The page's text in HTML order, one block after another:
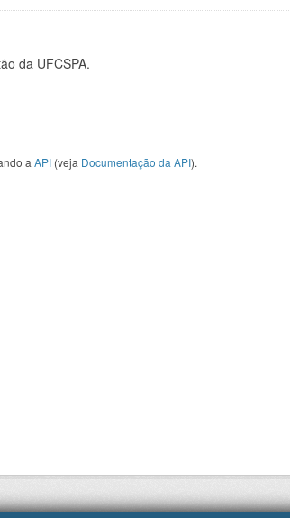
da UFCSPA.
a API (veja Documentação da API).